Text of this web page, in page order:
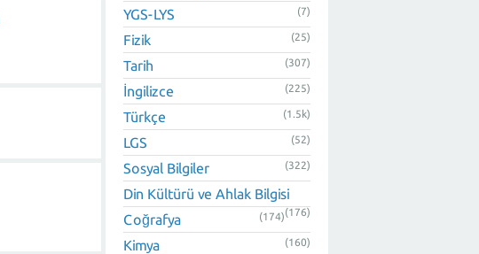
YGS-LYS (7)
Fizik (25)
Tarih (307)
İngilizce (225)
Türkçe (1.5k)
LGS (52)
Sosyal Bilgiler (322)
Din Kültürü ve Ahlak Bilgisi
(176)
Coğrafya (174)
Kimya (160)